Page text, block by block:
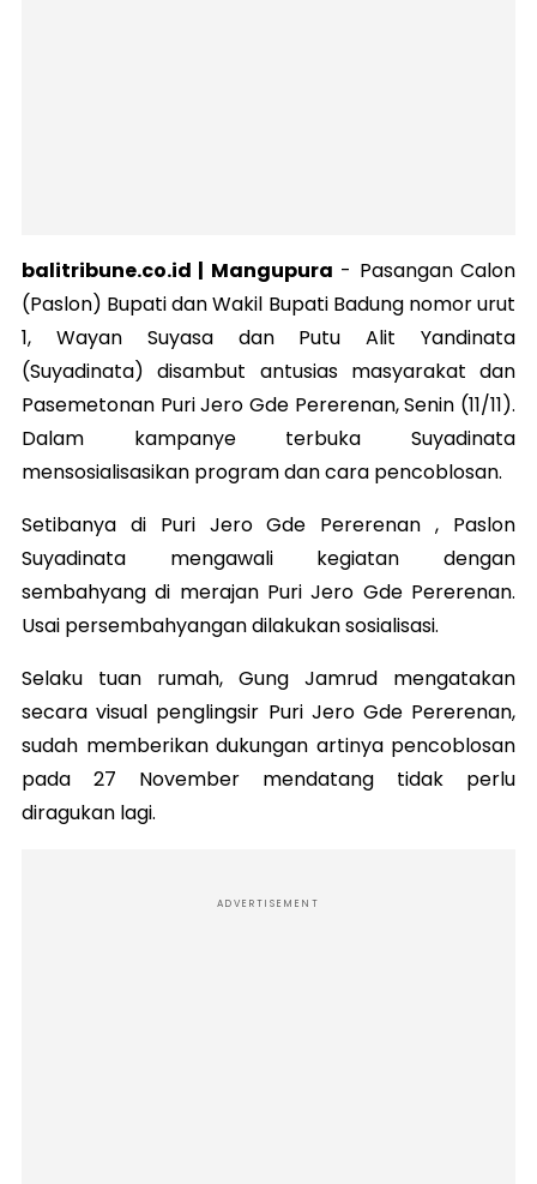
balitribune.co.id | Mangupura - Pasangan Calon
(Paslon) Bupati dan Wakil Bupati Badung nomor urut
1, Wayan Suyasa dan Putu Alit Yandinata
(Suyadinata)disambut antusias masyarakat dan
Pasemetonan Puri Jero Gde Pererenan, Senin (11/11).
Dalam kampanye terbuka Suyadinata
mensosialisasikan program dan cara pencoblosan.
Setibanya di Puri Jero Gde Pererenan , Paslon
Suyadinata mengawali kegiatan dengan
sembahyang di merajan Puri Jero Gde Pererenan.
Usai persembahyangan dilakukan sosialisasi.
Selaku tuan rumah, Gung Jamrud mengatakan
secara visual penglingsir Puri Jero Gde Pererenan,
sudah memberikan dukungan artinya pencoblosan
pada 27 November mendatang tidak perlu
diragukan lagi.
ADVERTISEMENT